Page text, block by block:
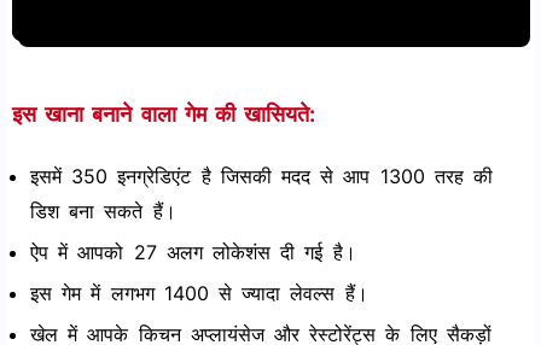
इस खाना बनाने वाला गेम की खासियते:
इसमें 350 इनग्रेडिएंट है जिसकी मदद से आप 1300 तरह की
डिश बना सकते हैं।
ऐप में आपको 27 अलग लोकेशंस दी गई है।
इस गेम में लगभग 1400 से ज्यादा लेवल्स हैं।
खेल में आपके किचन अप्लायंसेज और रेस्टोरेंट्स के लिए सैकड़ों